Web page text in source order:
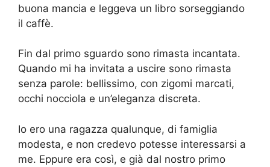
buona mancia e leggeva un libro sorseggiando
il caffè.
Fin dal primo sguardo sono rimasta incantata.
Quando mi ha invitata a uscire sono rimasta
senza parole: bellissimo, con zigomi marcati,
occhi nocciola e un’eleganza discreta.
Io ero una ragazza qualunque, di famiglia
modesta, e non credevo potesse interessarsi a
me. Eppure era così, e già dal nostro primo